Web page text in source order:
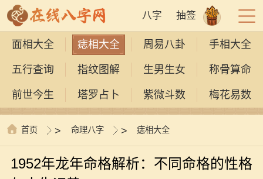
八字 抽签
面相大全 痣相大全 周易八卦 手相大全
五行查询 指纹图解 生男生女 称骨算命
前世今生 塔罗占卜 紫微斗数 梅花易数
首页 > 命理八字 > 痣相大全
1952年龙年命格解析：不同命格的性格